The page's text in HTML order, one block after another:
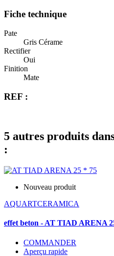
Fiche technique
Pate
Gris Cérame
Rectifier
Oui
Finition
Mate
REF :
5 autres produits
:
Nouveau produit
AQUARTCERAMICA
effet beton - AT TIAD ARENA
COMMANDER
Aperçu rapide